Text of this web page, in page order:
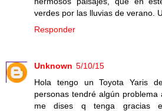
verdes por las lluvias de verano.
Responder
Unknown 5/10/15
Hola tengo un Toyota Yaris
personas tendré algún
me dises q tenga gracias